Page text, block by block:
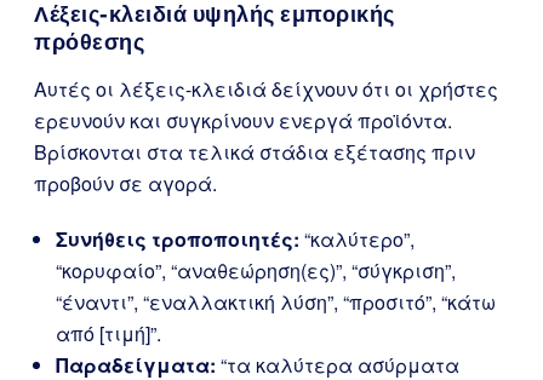
Λέξεις-κλειδιά υψηλής εμπορικής
πρόθεσης
Αυτές οι λέξεις-κλειδιά δείχνουν ότι οι χρήστες
ερευνούν και συγκρίνουν ενεργά προϊόντα.
Βρίσκονται στα τελικά στάδια εξέτασης πριν
προβούν σε αγορά.
Συνήθεις τροποποιητές: “καλύτερο”,
“κορυφαίο”, “αναθεώρηση(ες)”, “σύγκριση”,
“έναντι”, “εναλλακτική λύση”, “προσιτό”, “κάτω
από [τιμή]”.
Παραδείγματα: “τα καλύτερα ασύρματα